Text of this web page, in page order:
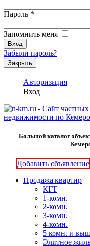
Пароль *
Запомнить меня
Забыли пароль?
Закрыть
Авторизация
Вход
Большой каталог
Добавить объявление
Продажа квартир
КГТ
1-комн.
2-комн.
3-комн.
4-комн.
5 комн. и
Элитное